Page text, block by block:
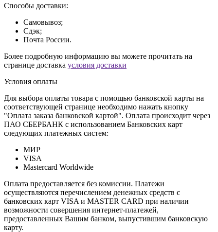
Способы доставки:
Самовывоз;
Сдэк;
Почта России.
Более подробную информацию вы можете прочитать на
странице доставка условия доставки
Условия оплаты
Для выбора оплаты товара с помощью банковской карты на
соответствующей странице необходимо нажать кнопку
"Оплата заказа банковской картой". Оплата происходит через
ПАО СБЕРБАНК с использованием Банковских карт
следующих платежных систем:
МИР
VISA
Mastercard Worldwide
Оплата предоставляется без комиссии. Платежи
осуществляются перечислением денежных средств с
банковских карт VISA и MASTER CARD при наличии
возможности совершения интернет-платежей,
предоставленных Вашим банком, выпустившим банковскую
карту.